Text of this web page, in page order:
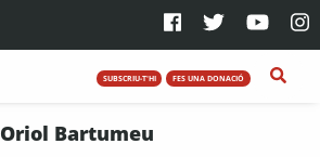
SUBSCRIU-T'HI FES UNA DONACIÓ
Oriol Bartumeu